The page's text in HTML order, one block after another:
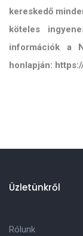
kereskedő
köteles
információk a
honlapján:
Üzletünkről
Rólunk